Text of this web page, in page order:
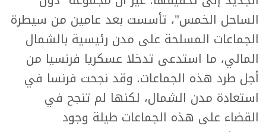
الساحل الخمس"، تأسست بعد عامين من سيطرة
الجماعات المسلحة على مدن رئيسية بالشمال
المالي، ما استدعى تدخلا عسكريا فرنسيا من
أجل طرد هذه الجماعات. وقد نجحت فرنسا في
استعادة مدن الشمال، لكنها لم تنجح في
القضاء على هذه الجماعات طيلة وجود